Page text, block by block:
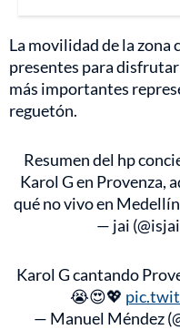
La movilidad de la zona
presentes para
más importantes
reguetón.
Resumen del hp
Karol G en Provenza,
qué no vivo en Medellín
— jai
Karol G cantando
😭😍💖
— Manuel Méndez